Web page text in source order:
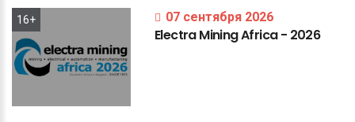
16+ 07 сентября 2026
ElectraMiningAfrica- 2026